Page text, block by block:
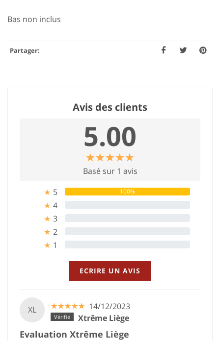
Bas non inclus
Partager:
Avis des clients
5.00
☆☆☆☆☆
★★★★★
Basé sur 1 avis
★ 5 100%
★ 4
★ 3
★ 2
★ 1
ECRIRE UN AVIS
XL ☆☆☆☆☆
★★★★★ 14/12/2023
Xtrême Liège
Evaluation Xtrême Liège